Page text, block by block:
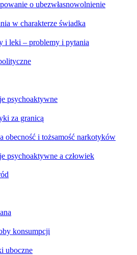
o ubezwłasnowolnienie
w charakterze świadka
– problemy i pytania
psychoaktywne
za granicą
i tożsamość narkotyków
psychoaktywne a człowiek
konsumpcji